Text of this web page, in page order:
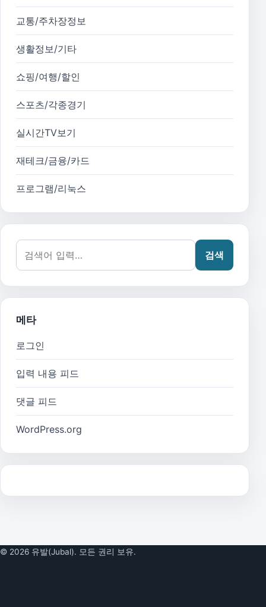
교통/주차장정보
생활정보/기타
쇼핑/여행/할인
스포츠/각종경기
실시간TV보기
재테크/금융/카드
프로그램/리눅스
검색어:
검색
메타
로그인
입력 내용 피드
댓글 피드
WordPress.org
© 2026 유발(Jubal). 모든 권리 보유.